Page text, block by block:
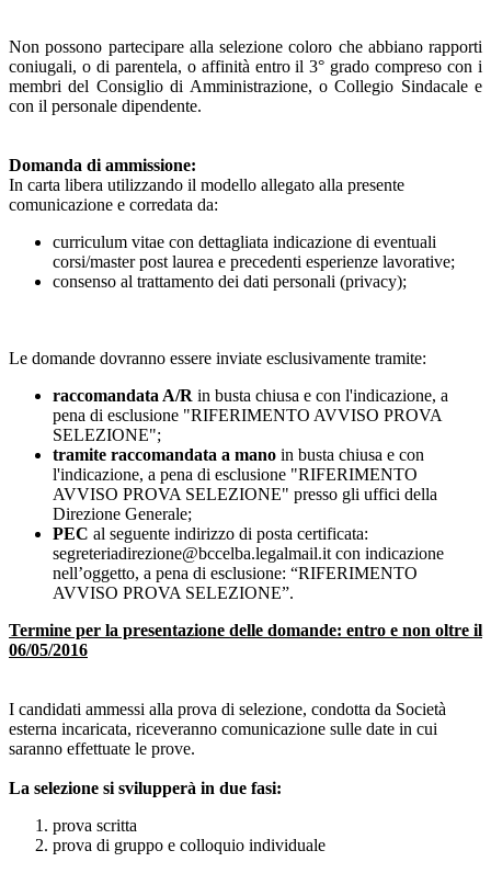
Non possono partecipare alla selezione coloro che abbiano rapporti
coniugali, o di parentela, o affinità entro il 3° grado compreso con i
membri del Consiglio di Amministrazione, o Collegio Sindacale e
con il personale dipendente.
Domanda di ammissione:
In carta libera utilizzando il modello allegato alla presente
comunicazione e corredata da:
curriculum vitae con dettagliata indicazione di eventuali
corsi/master post laurea e precedenti esperienze lavorative;
consenso al trattamento dei dati personali (privacy);
Le domande dovranno essere inviate esclusivamente tramite:
raccomandata A/R in busta chiusa e con l'indicazione, a
pena di esclusione "RIFERIMENTO AVVISO PROVA
SELEZIONE";
tramite raccomandata a mano in busta chiusa e con
l'indicazione, a pena di esclusione "RIFERIMENTO
AVVISO PROVA SELEZIONE" presso gli uffici della
Direzione Generale;
PEC al seguente indirizzo di posta certificata:
segreteriadirezione@bccelba.legalmail.it con indicazione
nell’oggetto, a pena di esclusione: “RIFERIMENTO
AVVISO PROVA SELEZIONE”.
Termine per la presentazione delle domande: entro e non oltre il
06/05/2016
I candidati ammessi alla prova di selezione, condotta da Società
esterna incaricata, riceveranno comunicazione sulle date in cui
saranno effettuate le prove.
La selezione si svilupperà in due fasi:
prova scritta
prova di gruppo e colloquio individuale